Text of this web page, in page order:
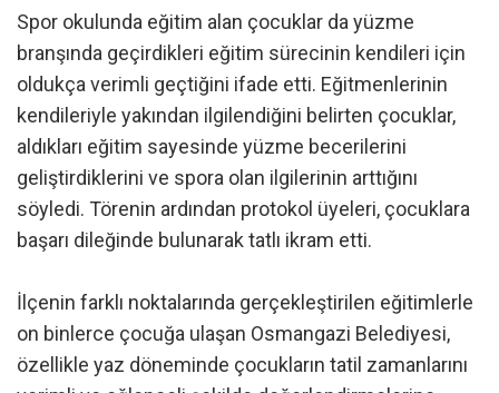
Spor okulunda eğitim alan çocuklar da yüzme
branşında geçirdikleri eğitim sürecinin kendileri için
oldukça verimli geçtiğini ifade etti. Eğitmenlerinin
kendileriyle yakından ilgilendiğini belirten çocuklar,
aldıkları eğitim sayesinde yüzme becerilerini
geliştirdiklerini ve spora olan ilgilerinin arttığını
söyledi. Törenin ardından protokol üyeleri, çocuklara
başarı dileğinde bulunarak tatlı ikram etti.
İlçenin farklı noktalarında gerçekleştirilen eğitimlerle
on binlerce çocuğa ulaşan Osmangazi Belediyesi,
özellikle yaz döneminde çocukların tatil zamanlarını